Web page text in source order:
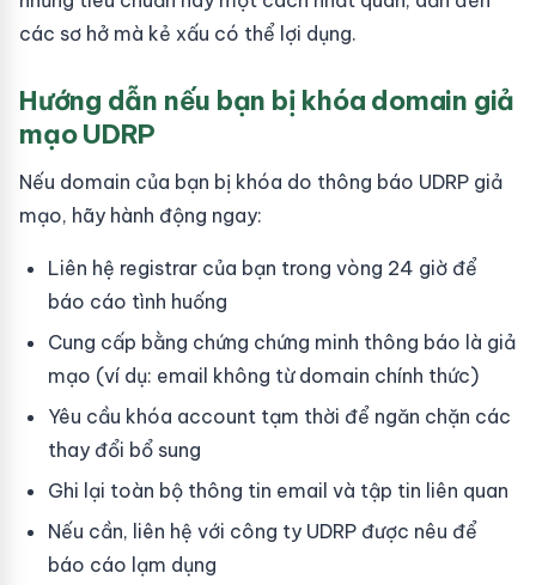
các sơ hở mà kẻ xấu có thể lợi dụng.
Hướng dẫn nếu bạn bị khóa domain giả
mạo UDRP
Nếu domain của bạn bị khóa do thông báo UDRP giả
mạo, hãy hành động ngay:
Liên hệ registrar của bạn trong vòng 24 giờ để
báo cáo tình huống
Cung cấp bằng chứng chứng minh thông báo là giả
mạo (ví dụ: email không từ domain chính thức)
Yêu cầu khóa account tạm thời để ngăn chặn các
thay đổi bổ sung
Ghi lại toàn bộ thông tin email và tập tin liên quan
Nếu cần, liên hệ với công ty UDRP được nêu để
báo cáo lạm dụng